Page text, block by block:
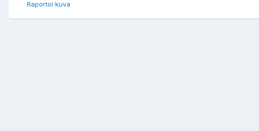
Raportoi kuva